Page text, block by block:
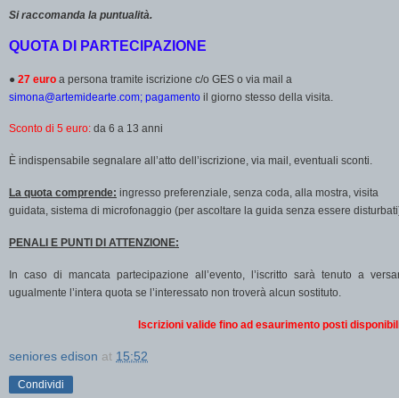
Si raccomanda la puntualità.
QUOTA DI PARTECIPAZIONE
● 27 euro a persona tramite iscrizione c/o GES o via mail a
simona@artemidearte.com; pagamento il giorno stesso della visita.
Sconto di 5 euro: da 6 a 13 anni
È indispensabile segnalare all’atto dell’iscrizione, via mail, eventuali sconti.
La quota comprende: ingresso preferenziale, senza coda, alla mostra, visita
guidata, sistema di microfonaggio (per ascoltare la guida senza essere
PENALI E PUNTI DI ATTENZIONE:
In caso di mancata partecipazione all’evento, l’iscritto sarà tenuto a
ugualmente l’intera quota se l’interessato non troverà alcun sostituto.
Iscrizioni valide fino ad esaurimento posti
seniores edison at 15:52
Condividi